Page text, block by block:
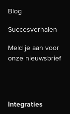
Blog
Succesverhalen
Meld je aan voor
onze nieuwsbrief
Integraties